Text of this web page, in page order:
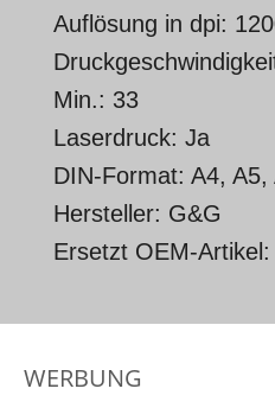
Auflösung in dpi:
Min.: 33
Laserdruck: Ja
DIN-Format: A4, A5,
Hersteller: G&G
Ersetzt OEM-
WERBUNG